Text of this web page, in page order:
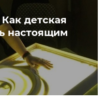
детская
настоящим